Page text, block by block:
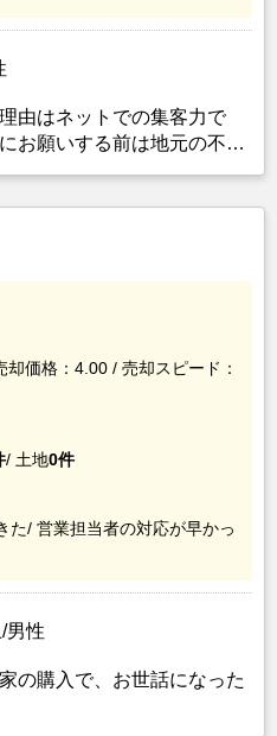
由はネットでの集客力で
お願いする前は地元の不動
ませんでした。そこでそれ
しているランドネットにお
価格：4.00 / 売却スピード：
/ 土地0件
た/ 営業担当者の対応が早かっ
男性
の購入で、お世話になった